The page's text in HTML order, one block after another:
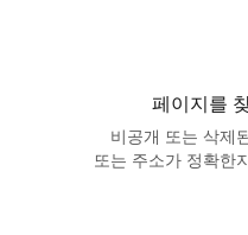
페이지를
비공개 또는 삭제
또는 주소가 정확한